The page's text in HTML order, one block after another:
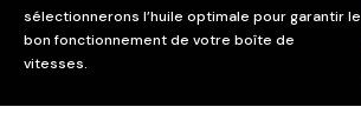
sélectionnerons l’huile optimale pour garantir le
bon fonctionnement de votre boîte de
vitesses.